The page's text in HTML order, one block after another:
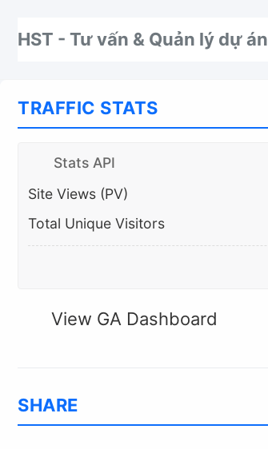
HST - Tư vấn & Quản lý dự án
TRAFFIC STATS
Stats API
Site Views (PV)
Total Unique Visitors
View GA Dashboard
SHARE